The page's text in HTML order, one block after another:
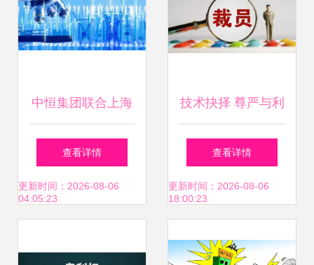
中恒集团联合上海
中医药大学 30亿级
血栓通药物开启二
查看详情
更新时间：2026-08-06
04:05:23
技术抉择 尊严与利
益的平衡之道
查看详情
更新时间：2026-08-06
18:00:23